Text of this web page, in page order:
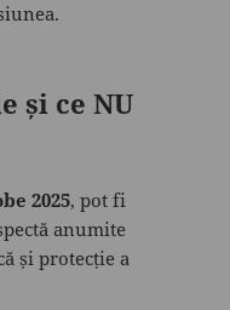
și ce NU
2025, pot fi
anumite
și protecție a